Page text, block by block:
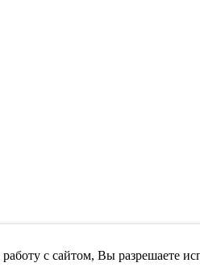
с сайтом, Вы разрешаете